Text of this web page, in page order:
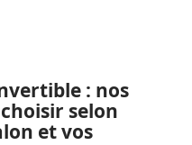
: nos
selon
et vos